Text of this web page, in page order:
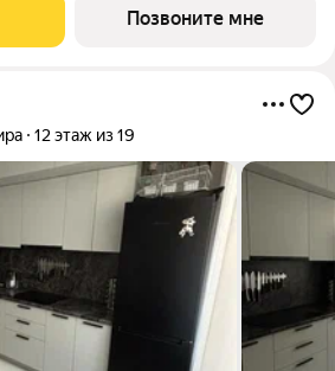
7».
Позвоните мне
12 этаж из 19